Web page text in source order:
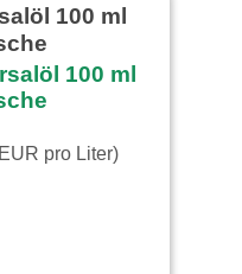
100 ml
pro Liter)